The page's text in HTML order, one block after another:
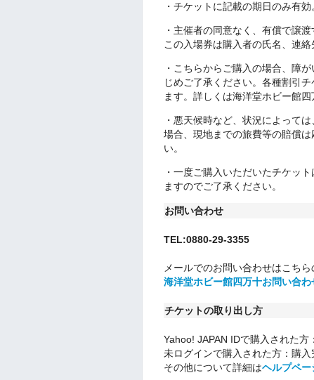
・チケットに記載の期日のみ有効
・主催者の同意なく、有償で譲渡
この入場券は購入者の氏名、連
・こちらからご購入の場合、障
じめご了承ください。各種割引
ます。詳しくは海洋堂ホビー館
・悪天候時など、状況によって
場合、現地までの旅費等の賠償
い。
・一度ご購入いただいたチケッ
ますのでご了承ください。
お問い合わせ
TEL:0880-29-3355
メールでのお問い合わせはこち
海洋堂ホビー館四万十お問い合わ
チケットの取り出し方
Yahoo! JAPAN IDで購入された方：
未ログインで購入された方：購入
その他について詳細はヘルプペー